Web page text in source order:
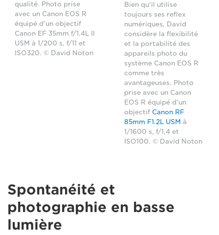
qualité. Photo prise
avec un Canon EOS R
équipé d'un objectif
Canon EF 35mm f/1.4L II
USM à 1/200 s, f/11 et
ISO320. © David Noton
Bien qu'il utilise
toujours ses reflex
numériques, David
considère la flexibilité
et la portabilité des
appareils photo du
système Canon EOS R
comme très
avantageuses. Photo
prise avec un Canon
EOS R équipé d'un
objectif Canon RF
85mm F1.2L USM à
1/1600 s, f/1,4 et
ISO100. © David Noton
Spontanéité et
photographie en basse
lumière